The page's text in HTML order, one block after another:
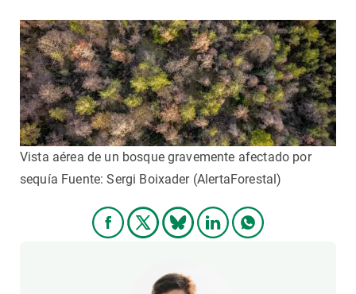
Vista aérea de un bosque gravemente afectado por
sequía Fuente: Sergi Boixader (AlertaForestal)